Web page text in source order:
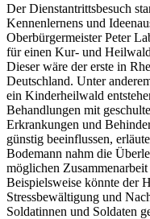
Der Dienstantrittsbesuch
Kennenlernens und
Oberbürgermeister Peter
für einen Kur- und
Dieser wäre der erste in
Deutschland. Unter
ein Kinderheilwald
Behandlungen mit
Erkrankungen und
günstig beeinflussen,
Bodemann nahm die
möglichen
Beispielsweise könnte der
Stressbewältigung und
Soldatinnen und Soldaten